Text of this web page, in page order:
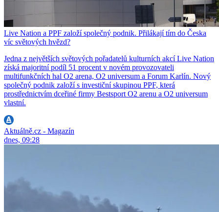
Live Nation a PPF založí společný podnik. Přilákají tím do Česka
víc světových hvězd?
Jedna z největších světových pořadatelů kulturních akcí Live Nation
získá majoritní podíl 51 procent v novém provozovateli
multifunkčních hal O2 arena, O2 universum a Forum Karlín. Nový
společný podnik založí s investiční skupinou PPF, která
prostřednictvím dceřiné firmy Bestsport O2 arenu a O2 universum
vlastní.
Aktuálně.cz - Magazín
dnes, 09:28